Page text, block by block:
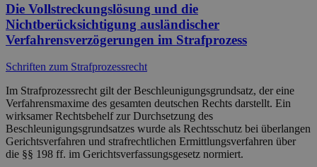
Die Vollstreckungslösung und die
Nichtberücksichtigung ausländischer
Verfahrensverzögerungen im Strafprozess
Schriften zum Strafprozessrecht
Im Strafprozessrecht gilt der Beschleunigungsgrundsatz, der eine
Verfahrensmaxime des gesamten deutschen Rechts darstellt. Ein
wirksamer Rechtsbehelf zur Durchsetzung des
Beschleunigungsgrundsatzes wurde als Rechtsschutz bei überlangen
Gerichtsverfahren und strafrechtlichen Ermittlungsverfahren über
die §§ 198 ff. im Gerichtsverfassungsgesetz normiert.